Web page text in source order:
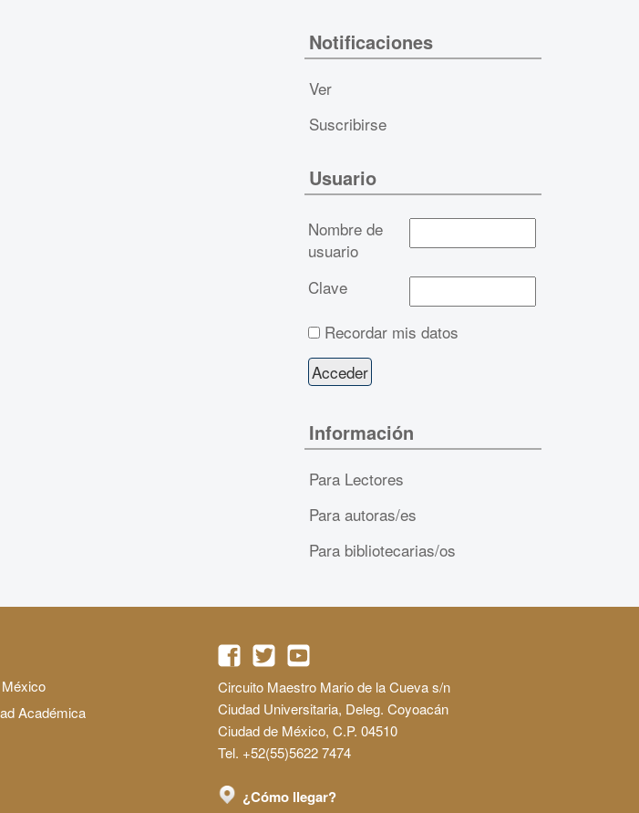
Notificaciones
Ver
Suscribirse
Usuario
Nombre de
usuario
Clave
Recordar mis datos
Información
Para Lectores
Para autoras/es
Para bibliotecarias/os
Académica
Circuito Maestro Mario de la Cueva s/n
Ciudad Universitaria, Deleg. Coyoacán
Ciudad de México, C.P. 04510
Tel. +52(55)5622 7474
¿Cómo llegar?